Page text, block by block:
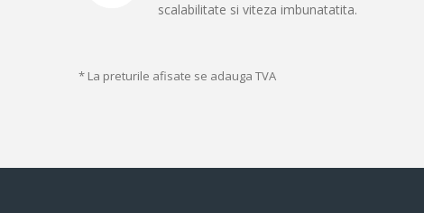
scalabilitate si viteza imbunatatita.
* La preturile afisate se adauga TVA